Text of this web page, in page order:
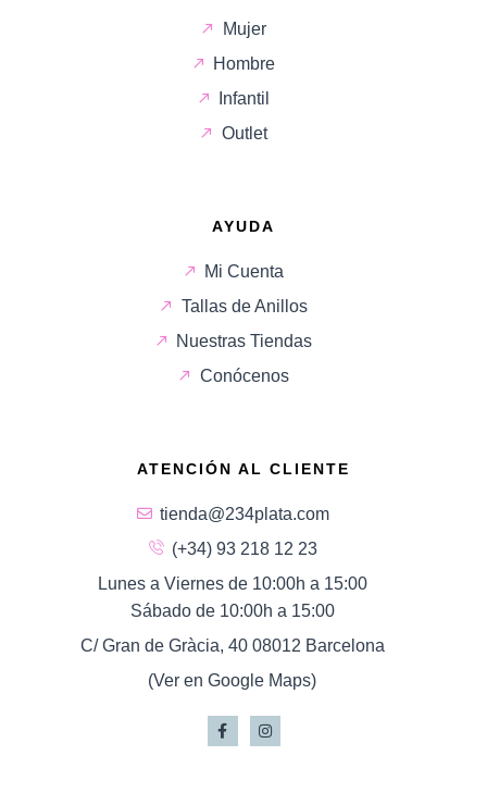
Mujer
Hombre
Infantil
Outlet
AYUDA
Mi Cuenta
Tallas de Anillos
Nuestras Tiendas
Conócenos
ATENCIÓN AL CLIENTE
tienda@234plata.com
(+34) 93 218 12 23
Lunes a Viernes de 10:00h a 15:00
Sábado de 10:00h a 15:00
C/ Gran de Gràcia, 40 08012 Barcelona
(Ver en Google Maps)